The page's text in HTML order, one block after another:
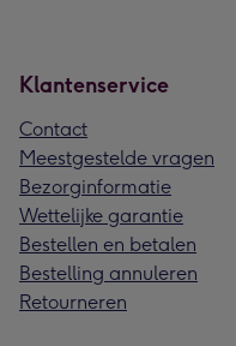
Klantenservice
Contact
Meestgestelde vragen
Bezorginformatie
Wettelijke garantie
Bestellen en betalen
Bestelling annuleren
Retourneren